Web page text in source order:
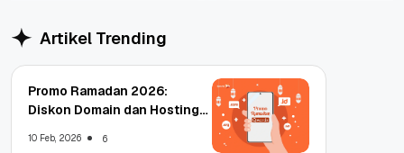
Artikel Trending
Promo Ramadan 2026:
Diskon Domain dan Hosting
10 Feb, 2026 6